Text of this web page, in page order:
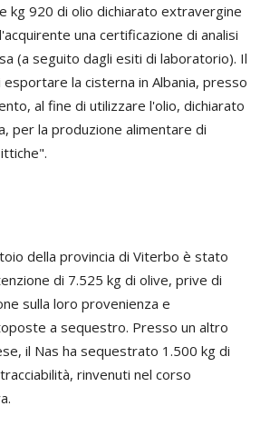
kg 920 di olio dichiarato extravergine
una certificazione di analisi
(a seguito dagli esiti di laboratorio). Il
la cisterna in Albania, presso
al fine di utilizzare l'olio, dichiarato
per la produzione alimentare di
della provincia di Viterbo è stato
di 7.525 kg di olive, prive di
sulla loro provenienza e
a sequestro. Presso un altro
il Nas ha sequestrato 1.500 kg di
rinvenuti nel corso